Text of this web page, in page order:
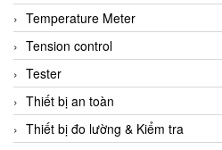
Temperature Meter
Tension control
Tester
Thiết bị an toàn
Thiết bị đo lường & Kiểm tra